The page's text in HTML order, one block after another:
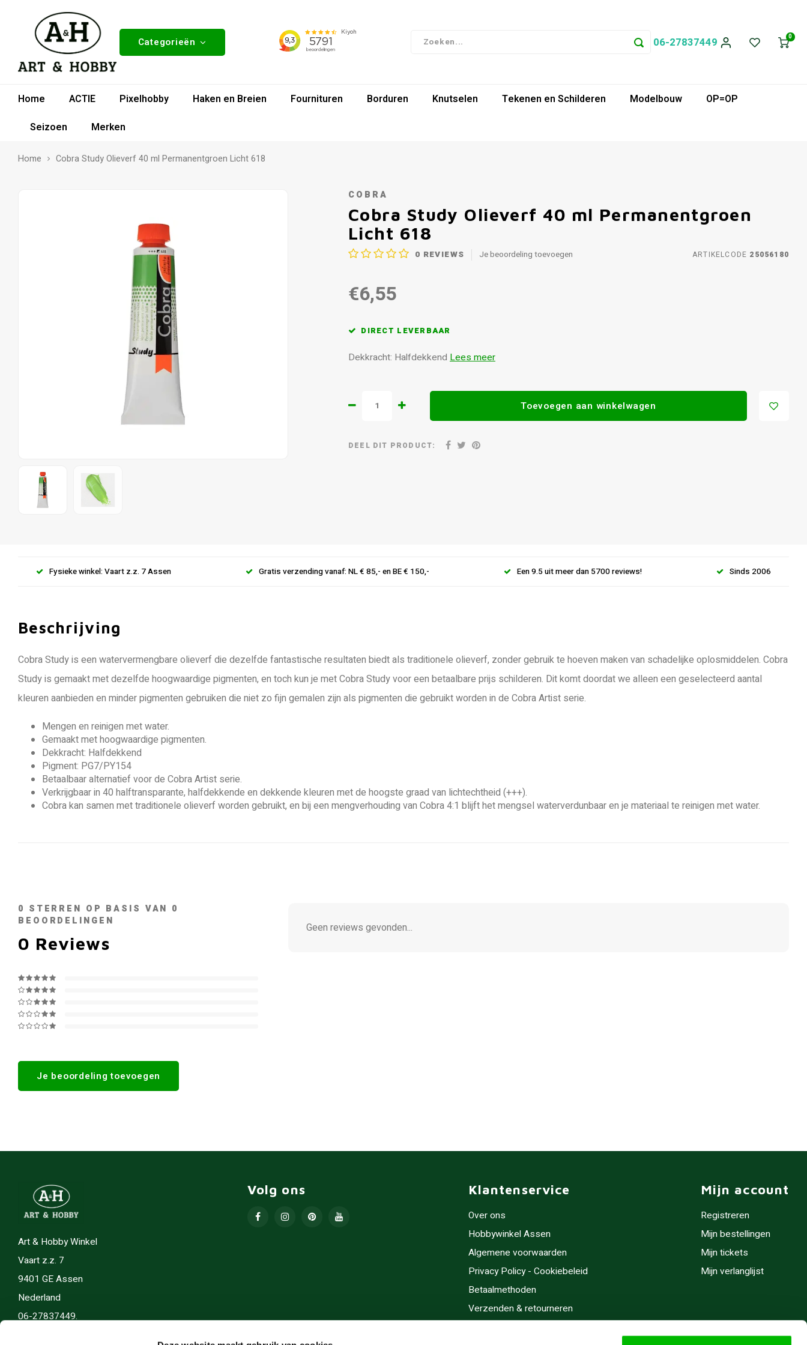
Categorieën 06-27837449 0
Home ACTIE Pixelhobby Haken en Breien Fournituren Borduren Knutselen Tekenen en Schilderen Modelbouw
OP=OP
Seizoen
Merken
Home Cobra Study Olieverf 40 ml Permanentgroen Licht 618
COBRA
Cobra Study Olieverf 40 ml Permanentgroen
Licht 618
0 REVIEWS Je beoordeling toevoegen ARTIKELCODE 25056180
€6,55
DIRECT LEVERBAAR
Dekkracht: Halfdekkend Lees meer
Toevoegen aan winkelwagen
DEEL DIT PRODUCT:
Fysieke winkel: Vaart z.z. 7 Assen Gratis verzending vanaf: NL € 85,- en BE € 150,- Een 9.5 uit meer dan 5700 reviews! Sinds 2006
Beschrijving
Cobra Study is een watervermengbare olieverf die dezelfde fantastische resultaten biedt als traditionele olieverf, zonder gebruik te hoeven maken van schadelijke oplosmiddelen. Cobra
Study is gemaakt met dezelfde hoogwaardige pigmenten, en toch kun je met Cobra Study voor een betaalbare prijs schilderen. Dit komt doordat we alleen een geselecteerd aantal
kleuren aanbieden en minder pigmenten gebruiken die niet zo fijn gemalen zijn als pigmenten die gebruikt worden in de Cobra Artist serie.
Mengen en reinigen met water.
Gemaakt met hoogwaardige pigmenten.
Dekkracht: Halfdekkend
Pigment: PG7/PY154
Betaalbaar alternatief voor de Cobra Artist serie.
Verkrijgbaar in 40 halftransparante, halfdekkende en dekkende kleuren met de hoogste graad van lichtechtheid (+++).
Cobra kan samen met traditionele olieverf worden gebruikt, en bij een mengverhouding van Cobra 4:1 blijft het mengsel waterverdunbaar en je materiaal te reinigen met water.
0 STERREN OP BASIS VAN 0
BEOORDELINGEN
0 Reviews
Je beoordeling toevoegen
Geen reviews gevonden...
Art & Hobby Winkel
Vaart z.z. 7
9401 GE Assen
Nederland
06-27837449.
Volg ons Klantenservice
Over ons
Hobbywinkel Assen
Algemene voorwaarden
Privacy Policy - Cookiebeleid
Betaalmethoden
Verzenden & retourneren
Mijn account
Registreren
Mijn bestellingen
Mijn tickets
Mijn verlanglijst